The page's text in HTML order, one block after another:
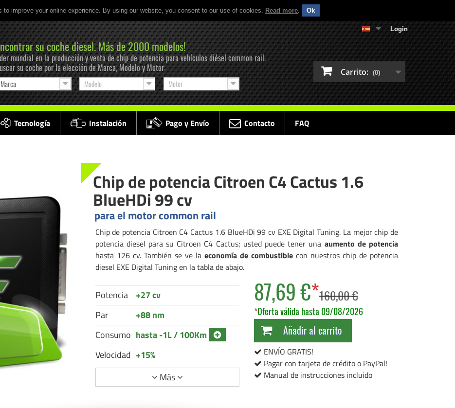
to improve your online experience. By using our website, you consent to our use of cookies. Read more. Ok
Login
Carrito: (0)
su coche diesel. Más de 2000 modelos!
mundial en la producción y venta de chip de potencia para vehículos diésel common rail.
su coche por la elección de Marca, Modelo y Motor:
Marca Modelo Motor
Tecnología Instalación Pago y Envío Contacto FAQ
Chip de potencia Citroen C4 Cactus 1.6
BlueHDi 99 cv
para el motor common rail
Chip de potencia Citroen C4 Cactus 1.6 BlueHDi 99 cv EXE Digital Tuning. La mejor chip de
potencia diesel para su Citroen C4 Cactus; usted puede tener una aumento de potencia
hasta 126 cv. También se ve la economía de combustible con nuestros chip de potencia
diesel EXE Digital Tuning en la tabla de abajo.
Potencia
+27 cv
Par
+88 nm
Consumo hasta -1L / 100Km
Velocidad +15%
Más
87,69 €*160,00 €
*Oferta válida hasta 09/08/2026
Añadir al carrito
ENVÍO GRATIS!
Pagar con tarjeta de crédito o PayPal!
Manual de instrucciones incluido